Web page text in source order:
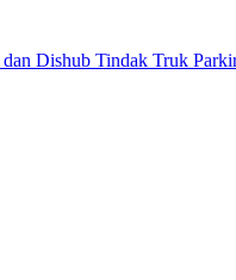
Dishub Tindak Truk
kepada Ahli Waris Korban
Kesehatan Gratis untuk